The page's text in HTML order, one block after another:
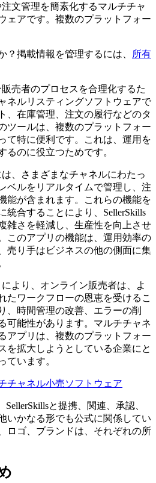
文管理を簡素化するマルチチャ
ェアです。複数のプラットフォー
？掲載情報を管理するには、
所有
売者のプロセスを合理化するた
ネルリスティングソフトウェアで
、在庫管理、注文の履行などのタ
ツールは、複数のプラットフォー
て特に便利です。これは、運用を
るのに役立つためです。
、さまざまなチャネルにわたっ
ベルをリアルタイムで管理し、注
能が含まれます。これらの機能を
統合することにより、SellerSkills
雑さを軽減し、生産性を向上させ
このアプリの機能は、運用効率の
売り手はビジネスの他の側面に集
より、オンライン販売者は、よ
たワークフローの恩恵を受けるこ
、時間管理の改善、エラーの削
可能性があります。マルチチャネ
アプリは、複数のプラットフォー
を拡大しようとしている企業にと
ています。
チャネル小売ソフトウェア
SellerSkillsと提携、関連、承認、
いかなる形でも公式に関係してい
ロゴ、ブランドは、それぞれの所